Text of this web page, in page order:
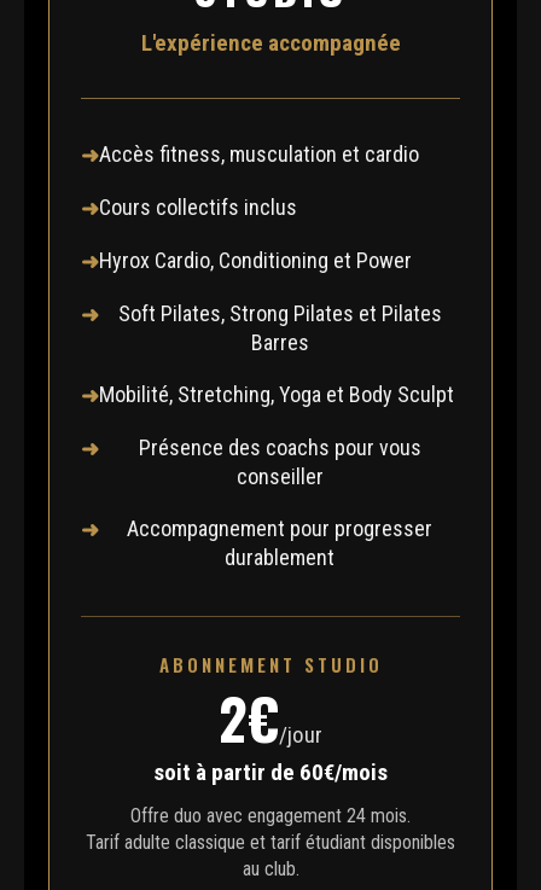
L'expérience accompagnée
Accès fitness, musculation et cardio
Cours collectifs inclus
Hyrox Cardio, Conditioning et Power
Soft Pilates, Strong Pilates et Pilates
Barres
Mobilité, Stretching, Yoga et Body Sculpt
Présence des coachs pour vous
conseiller
Accompagnement pour progresser
durablement
ABONNEMENT STUDIO
2€/jour
soit à partir de 60€/mois
Offre duo avec engagement 24 mois.
Tarif adulte classique et tarif étudiant disponibles
au club.